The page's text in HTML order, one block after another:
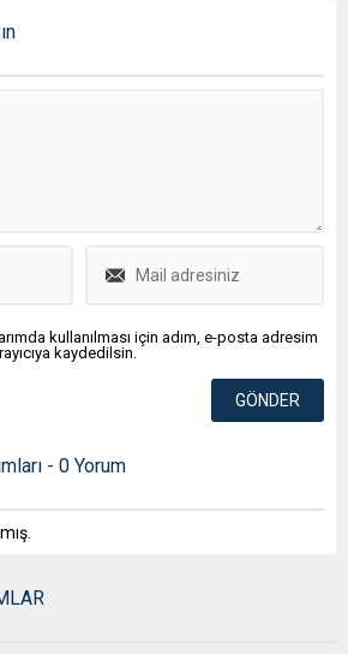
kullanılması için adım, e-posta adresim
kaydedilsin.
- 0 Yorum